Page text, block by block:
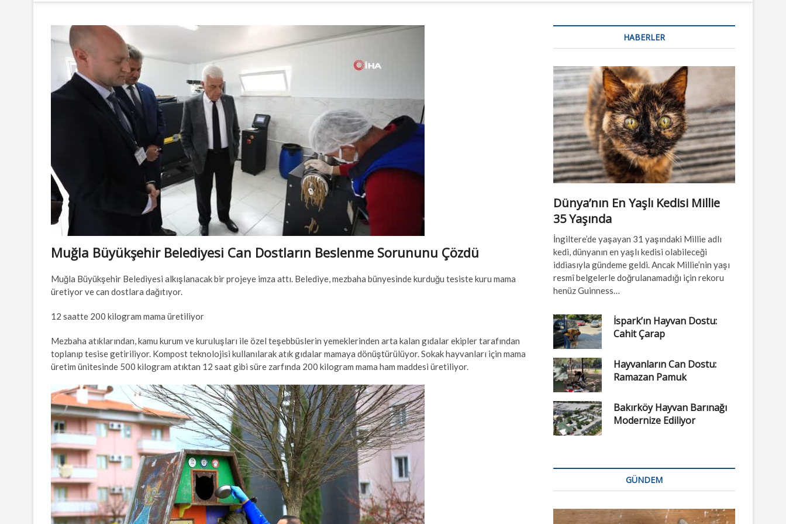
u
u
n
Muğla Büyükşehir Belediyesi Can Dostların Beslenme Sorununu Çözdü
Muğla Büyükşehir Belediyesi alkışlanacak bir projeye imza attı. Belediye, mezbaha bünyesinde kurduğu tesiste kuru mama
üretiyor ve can dostlara dağıtıyor.
12 saatte 200 kilogram mama üretiliyor
Mezbaha atıklarından, kamu kurum ve kuruluşları ile özel teşebbüslerin yemeklerinden arta kalan gıdalar ekipler tarafından
toplanıp tesise getiriliyor. Kompost teknolojisi kullanılarak atık gıdalar mamaya dönüştürülüyor. Sokak hayvanları için mama
üretim ünitesinde 500 kilogram atıktan 12 saat gibi süre zarfında 200 kilogram mama ham maddesi üretiliyor.
HABERLER
Dünya’nın En Yaşlı Kedisi Millie
35 Yaşında
İngiltere’de yaşayan 31 yaşındaki Millie adlı
kedi, dünyanın en yaşlı kedisi olabileceği
iddiasıyla gündeme geldi. Ancak Millie’nin yaşı
resmî belgelerle doğrulanamadığı için rekoru
henüz Guinness…
İspark’ın Hayvan Dostu:
Cahit Çarap
Hayvanların Can Dostu:
Ramazan Pamuk
Bakırköy Hayvan Barınağı
Modernize Ediliyor
GÜNDEM